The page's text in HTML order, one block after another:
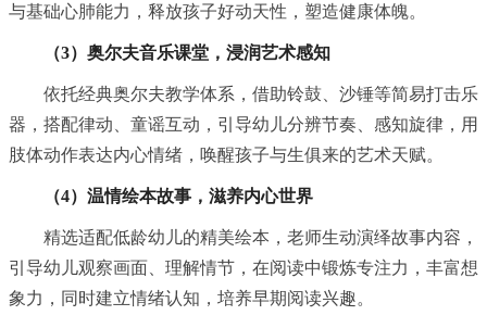
与基础心肺能力，释放孩子好动天性，塑造健康体魄。
（3）奥尔夫音乐课堂，浸润艺术感知
依托经典奥尔夫教学体系，借助铃鼓、沙锤等简易打击乐
器，搭配律动、童谣互动，引导幼儿分辨节奏、感知旋律，用
肢体动作表达内心情绪，唤醒孩子与生俱来的艺术天赋。
（4）温情绘本故事，滋养内心世界
精选适配低龄幼儿的精美绘本，老师生动演绎故事内容，
引导幼儿观察画面、理解情节，在阅读中锻炼专注力，丰富想
象力，同时建立情绪认知，培养早期阅读兴趣。